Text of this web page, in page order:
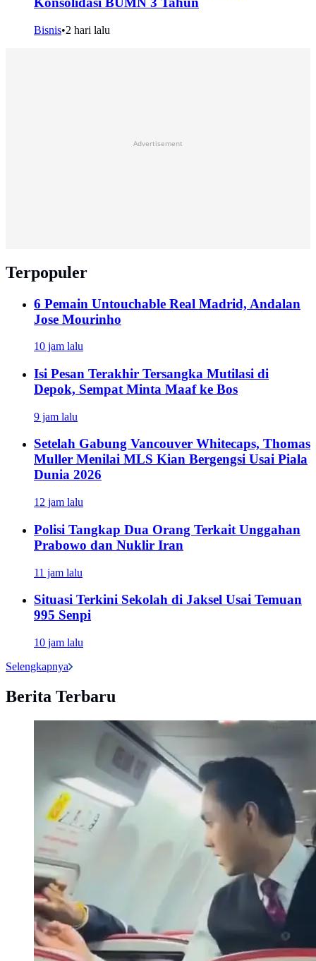
Bisnis•2 hari lalu
Advertisement
Terpopuler
6 Pemain Untouchable Real Madrid, Andalan
Jose Mourinho
10 jam lalu
Isi Pesan Terakhir Tersangka Mutilasi di
Depok, Sempat Minta Maaf ke Bos
9 jam lalu
Setelah Gabung Vancouver Whitecaps, Thomas
Muller Menilai MLS Kian Bergengsi Usai Piala
Dunia 2026
12 jam lalu
Polisi Tangkap Dua Orang Terkait Unggahan
Prabowo dan Nuklir Iran
11 jam lalu
Situasi Terkini Sekolah di Jaksel Usai Temuan
995 Senpi
10 jam lalu
Selengkapnya
Berita Terbaru